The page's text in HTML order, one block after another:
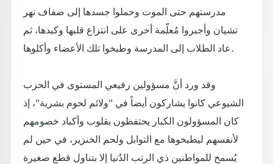
مدرستهم حتى الموت وحملوا جسدها إلى ضفاف نهر
تشيان وأجبروا مُعلّمة أخرى على انتزاع قلبها وكبدها، ثم
عاد الطلاب إلى المدرسة وطبخوا تلك الأعضاء وأكلوها.
وقد ورد أنَّ مسؤولين رفيعي المستوى في الحزب
الشيوعي كانوا يشاركون أيضاً في "ولائم لحوم بشرية"، إذ
كان المسؤولون الكبار يحتفظون بقلوب وأكباد خصومهم
لأنفسهم ليطبخوها مع التوابل ولحم الخنزير، في حين لم
يُسمح للمواطنين ذي الرتب الدُنيا إلا بتناول قطع صغيرة